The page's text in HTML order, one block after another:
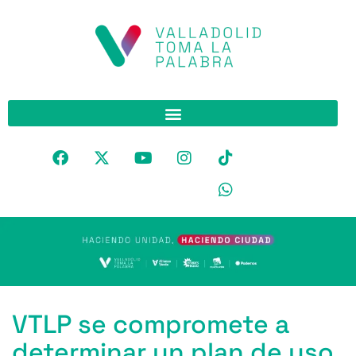
VTLP se compromete a